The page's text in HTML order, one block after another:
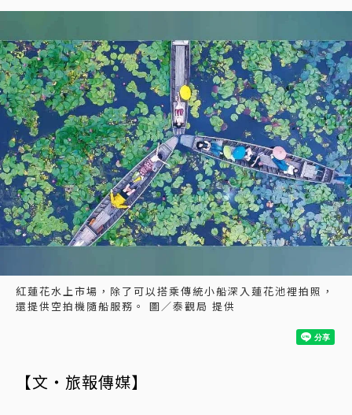
紅蓮花水上市場，除了可以搭乘傳統小船深入蓮花池裡拍照，
還提供空拍機隨船服務。 圖／泰觀局 提供
【文・旅報傳媒】